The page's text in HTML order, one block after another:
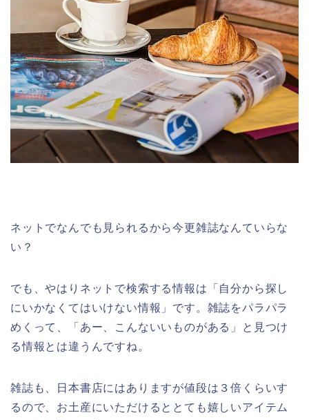
ネットでなんでも見られるから今更雑誌なんていらな
い？
でも、やはりネットで検索する情報は「自分から探し
にいかなくてはいけない情報」です。雑誌をパラパラ
めくって、「あー、こんないいものがある」と見つけ
る情報とは違うんですね。
雑誌も、日本書店にはありますが値段は３倍くらいす
るので、お土産にいただけるととても嬉しいアイテム